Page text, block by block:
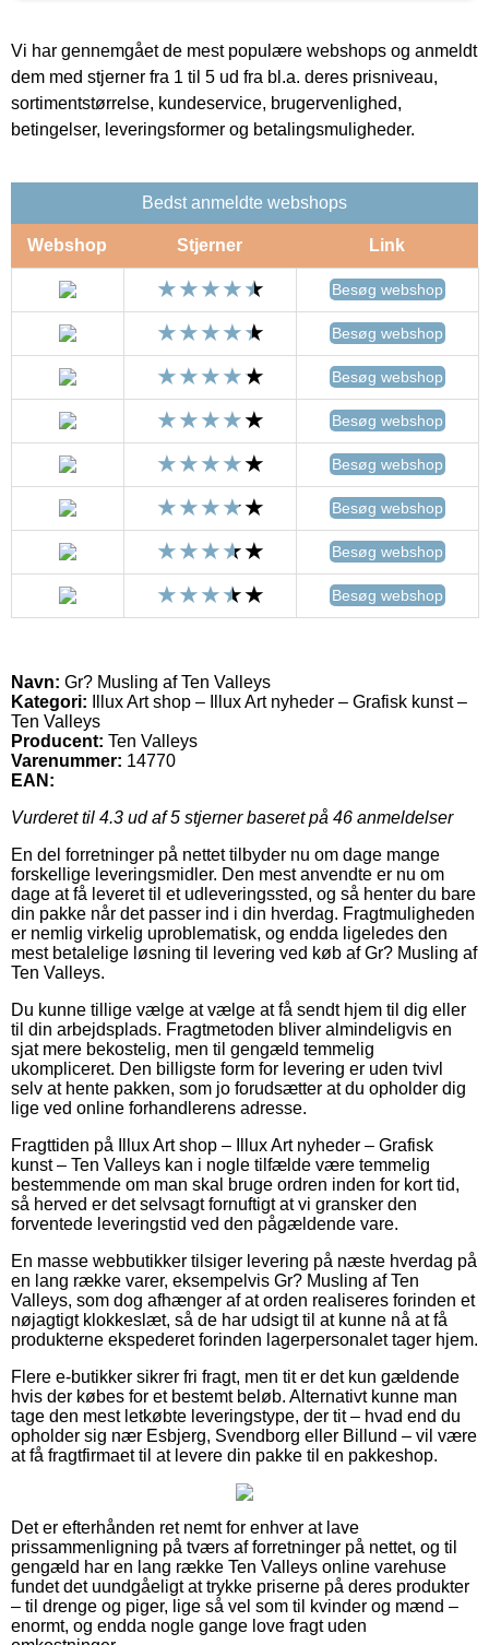
Vi har gennemgået de mest populære webshops og anmeldt
dem med stjerner fra 1 til 5 ud fra bl.a. deres prisniveau,
sortimentstørrelse, kundeservice, brugervenlighed,
betingelser, leveringsformer og betalingsmuligheder.
Bedst anmeldte webshops
Webshop Stjerner Link
Besøg webshop
Besøg webshop
Besøg webshop
Besøg webshop
Besøg webshop
Besøg webshop
Besøg webshop
Besøg webshop
Navn: Gr? Musling af Ten Valleys
Kategori: Illux Art shop – Illux Art nyheder – Grafisk kunst –
Ten Valleys
Producent: Ten Valleys
Varenummer: 14770
EAN:
Vurderet til 4.3 ud af 5 stjerner baseret på 46 anmeldelser
En del forretninger på nettet tilbyder nu om dage mange
forskellige leveringsmidler. Den mest anvendte er nu om
dage at få leveret til et udleveringssted, og så henter du bare
din pakke når det passer ind i din hverdag. Fragtmuligheden
er nemlig virkelig uproblematisk, og endda ligeledes den
mest betalelige løsning til levering ved køb af Gr? Musling af
Ten Valleys.
Du kunne tillige vælge at vælge at få sendt hjem til dig eller
til din arbejdsplads. Fragtmetoden bliver almindeligvis en
sjat mere bekostelig, men til gengæld temmelig
ukompliceret. Den billigste form for levering er uden tvivl
selv at hente pakken, som jo forudsætter at du opholder dig
lige ved online forhandlerens adresse.
Fragttiden på Illux Art shop – Illux Art nyheder – Grafisk
kunst – Ten Valleys kan i nogle tilfælde være temmelig
bestemmende om man skal bruge ordren inden for kort tid,
så herved er det selvsagt fornuftigt at vi gransker den
forventede leveringstid ved den pågældende vare.
En masse webbutikker tilsiger levering på næste hverdag på
en lang række varer, eksempelvis Gr? Musling af Ten
Valleys, som dog afhænger af at orden realiseres forinden et
nøjagtigt klokkeslæt, så de har udsigt til at kunne nå at få
produkterne ekspederet forinden lagerpersonalet tager hjem.
Flere e-butikker sikrer fri fragt, men tit er det kun gældende
hvis der købes for et bestemt beløb. Alternativt kunne man
tage den mest letkøbte leveringstype, der tit – hvad end du
opholder sig nær Esbjerg, Svendborg eller Billund – vil være
at få fragtfirmaet til at levere din pakke til en pakkeshop.
Det er efterhånden ret nemt for enhver at lave
prissammenligning på tværs af forretninger på nettet, og til
gengæld har en lang række Ten Valleys online varehuse
fundet det uundgåeligt at trykke priserne på deres produkter
– til drenge og piger, lige så vel som til kvinder og mænd –
enormt, og endda nogle gange love fragt uden